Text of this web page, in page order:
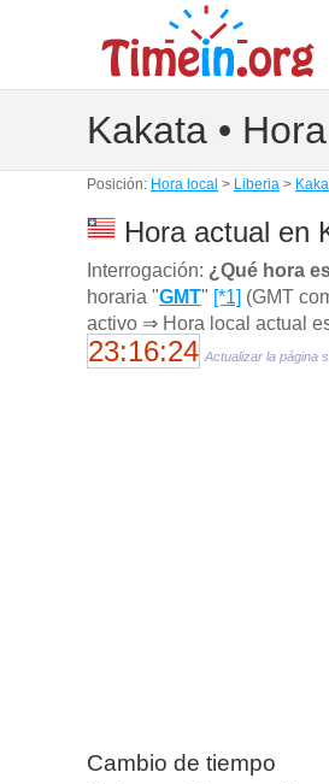
Kakata •
Posición: Hora local > Liberia >
Hora actual en
Interrogación: ¿Qué hora
horaria "GMT" [*1] (GMT
activo ⇒ Hora local actual
23:16:25 Actualizar la página
Cambio de tiempo